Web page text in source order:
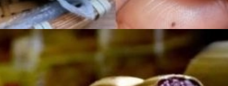
Đang mở https://erci.edu.vn/cau-do-ve-banh-tet